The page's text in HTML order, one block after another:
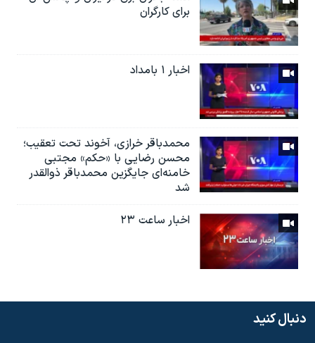
برای کارگران
اخبار ۱ بامداد
محمدباقر خرازی، آخوند تحت تعقیب؛
محسن رضایی با «حکم» مجتبی
خامنه‌ای جایگزین محمدباقر ذوالقدر
شد
اخبار ساعت ۲۳
دنبال کنید